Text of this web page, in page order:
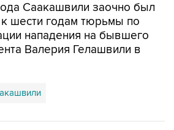
Саакашвили заочно был
шести годам тюрьмы по
нападения на бывшего
Валерия Гелашвили в